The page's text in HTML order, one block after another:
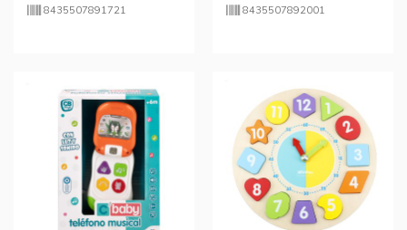
8435507891721 8435507892001